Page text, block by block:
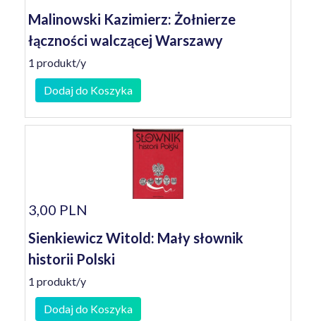
Malinowski Kazimierz: Żołnierze
łączności walczącej Warszawy
1 produkt/y
Dodaj do Koszyka
3,00 PLN
Sienkiewicz Witold: Mały słownik
historii Polski
1 produkt/y
Dodaj do Koszyka